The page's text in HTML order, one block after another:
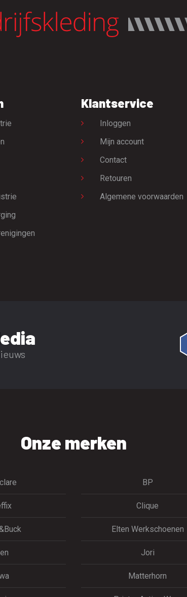
Klantservice
Inloggen
Mijn account
Contact
Retouren
Algemene voorwaarden
Onze merken
BP
Clique
Elten Werkschoenen
Jori
Matterhorn